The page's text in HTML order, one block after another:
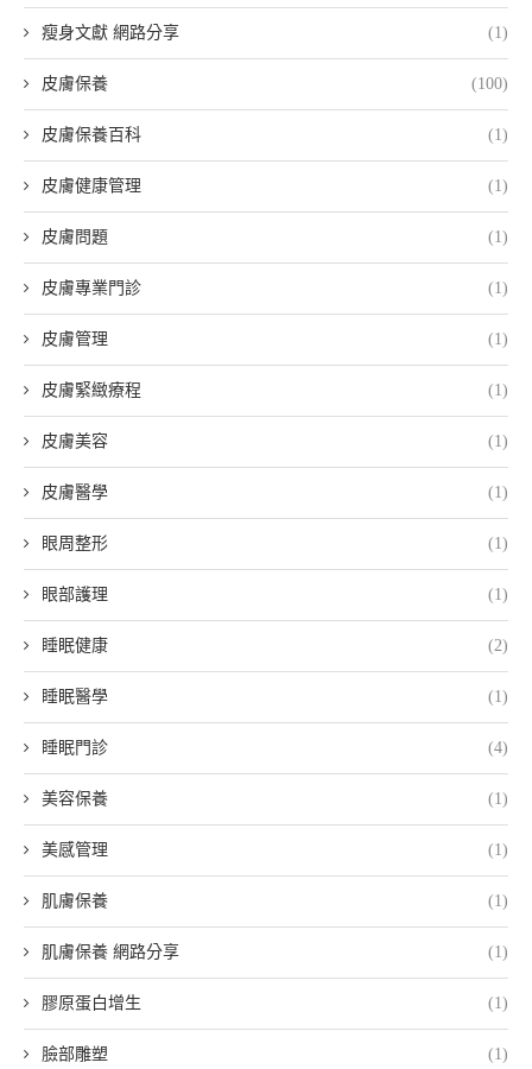
瘦身文獻 網路分享 (1)
皮膚保養 (100)
皮膚保養百科 (1)
皮膚健康管理 (1)
皮膚問題 (1)
皮膚專業門診 (1)
皮膚管理 (1)
皮膚緊緻療程 (1)
皮膚美容 (1)
皮膚醫學 (1)
眼周整形 (1)
眼部護理 (1)
睡眠健康 (2)
睡眠醫學 (1)
睡眠門診 (4)
美容保養 (1)
美感管理 (1)
肌膚保養 (1)
肌膚保養 網路分享 (1)
膠原蛋白增生 (1)
臉部雕塑 (1)